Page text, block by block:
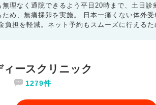
無理なく通院できるよう平日20時まで、土日
ため、無痛採卵を実施。 日本一痛くない体外
負担を軽減。ネット予約もスムーズに行えるた
ィースクリニック
1279件